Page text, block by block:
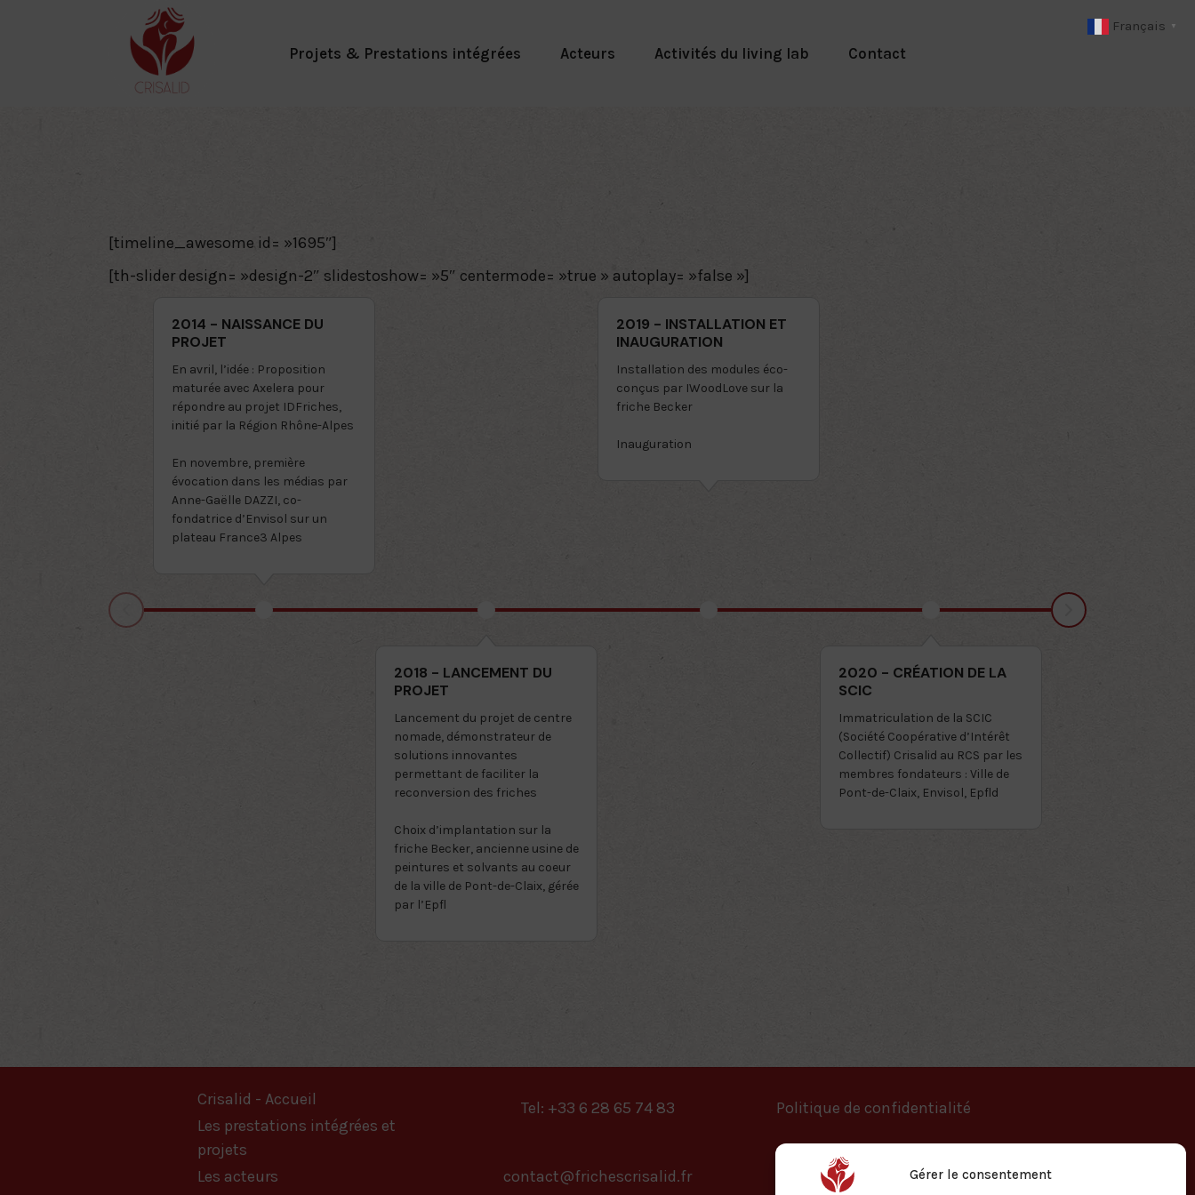
Gérer le consentement
Projets & Prestations intégrées Acteurs Activités du living lab Contact
[timeline_awesome id= »1695″]
[th-slider design= »design-2″ slidestoshow= »5″ centermode= »true » autoplay= »false »]
2014 - NAISSANCE DU
PROJET
En avril, l’idée : Proposition
maturée avec Axelera pour
répondre au projet IDFriches,
initié par la Région Rhône-Alpes
En novembre, première
évocation dans les médias par
Anne-Gaëlle DAZZI, co-
fondatrice d’Envisol sur un
plateau France3 Alpes
2018 - LANCEMENT DU
PROJET
Lancement du projet de centre
nomade, démonstrateur de
solutions innovantes
permettant de faciliter la
reconversion des friches
Choix d’implantation sur la
friche Becker, ancienne usine de
peintures et solvants au coeur
de la ville de Pont-de-Claix, gérée
par l’Epfl
2019 - INSTALLATION ET
INAUGURATION
Installation des modules éco-
conçus par IWoodLove sur la
friche Becker
Inauguration
2020 - CRÉATION DE LA
SCIC
Immatriculation de la SCIC
(Société Coopérative d’Intérêt
Collectif) Crisalid au RCS par les
membres fondateurs : Ville de
Pont-de-Claix, Envisol, Epfld
Crisalid - Accueil
Les prestations intégrées et
projets
Les acteurs
Tel: +33 6 28 65 74 83
contact@frichescrisalid.fr
Politique de confidentialité
Mentions légales
Français ▼